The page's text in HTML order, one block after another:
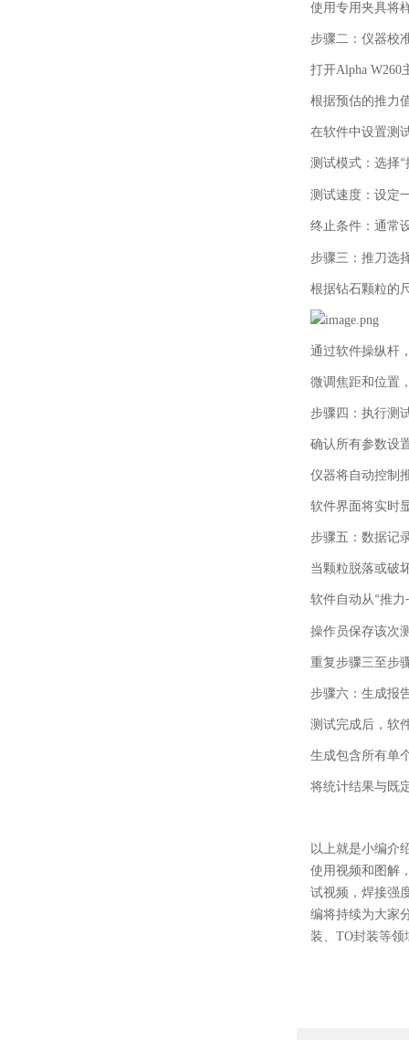
使用专用夹具将
步骤二：仪器校
打开Alpha W260
根据预估的推力
在软件中设置测
测试模式：选择“
测试速度：设定
终止条件：通常
步骤三： 推刀选
根据钻石颗粒的
通过软件操纵杆
微调焦距和位置
步骤四：执行测
确认所有参数设
仪器将自动控制
软件界面将实时
步骤五：数据记
当颗粒脱落或破
软件自动从“推力-
操作员保存该次
重复步骤三至步
步骤六：生成报
测试完成后，软
生成包含所有单
将统计结果与既
以上就是小编介
使用视频和图解
试视频，焊接强
编将持续为大家
装、TO封装等领